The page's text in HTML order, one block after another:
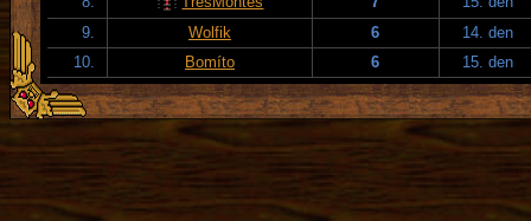
9.
Wolfik 6
14. den
10.
Bomíto 6 15. den